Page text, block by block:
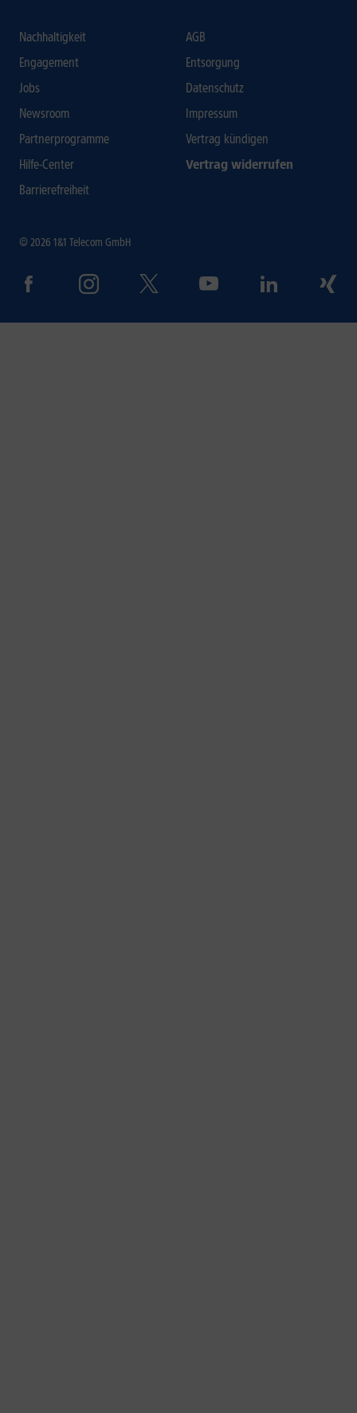
Nachhaltigkeit
Engagement
Jobs
Newsroom
Partnerprogramme
Hilfe-Center
Barrierefreiheit
AGB
Entsorgung
Datenschutz
Impressum
Vertrag kündigen
Vertrag widerrufen
© 2026 1&1 Telecom GmbH